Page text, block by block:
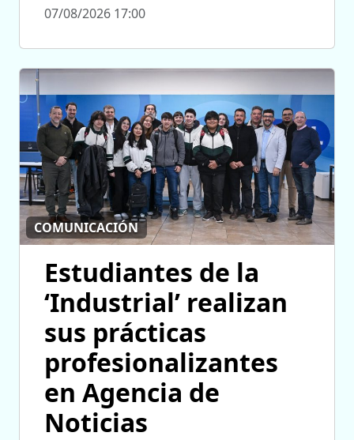
07/08/2026 17:00
COMUNICACIÓN
Estudiantes de la
‘Industrial’ realizan
sus prácticas
profesionalizantes
en Agencia de
Noticias